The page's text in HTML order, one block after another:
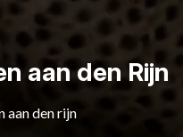
aan den Rijn
aan den rijn